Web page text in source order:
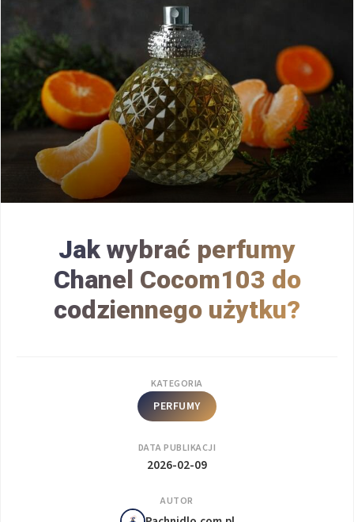
Jak wybrać perfumy
Chanel Cocom103 do
codziennego użytku?
KATEGORIA
PERFUMY
DATA PUBLIKACJI
2026-02-09
AUTOR